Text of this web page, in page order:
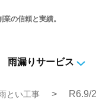
の信頼と実績。
雨漏りサービス
とい工事